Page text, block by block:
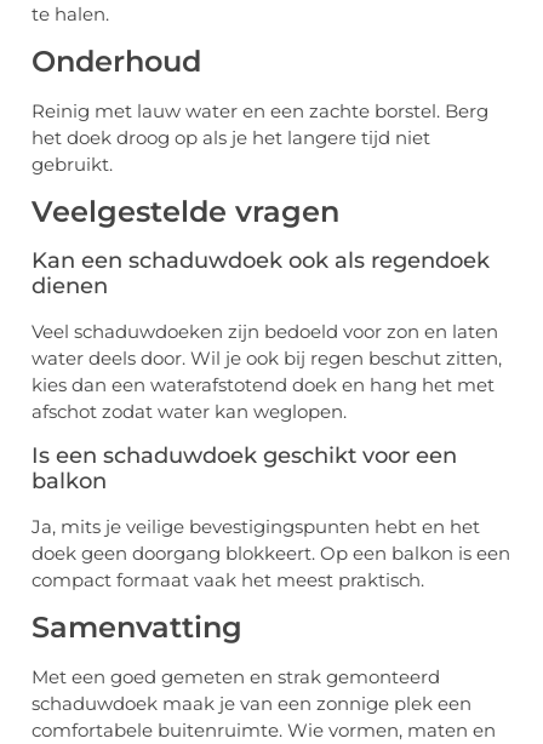
te halen.
Onderhoud
Reinig met lauw water en een zachte borstel. Berg
het doek droog op als je het langere tijd niet
gebruikt.
Veelgestelde vragen
Kan een schaduwdoek ook als regendoek
dienen
Veel schaduwdoeken zijn bedoeld voor zon en laten
water deels door. Wil je ook bij regen beschut zitten,
kies dan een waterafstotend doek en hang het met
afschot zodat water kan weglopen.
Is een schaduwdoek geschikt voor een
balkon
Ja, mits je veilige bevestigingspunten hebt en het
doek geen doorgang blokkeert. Op een balkon is een
compact formaat vaak het meest praktisch.
Samenvatting
Met een goed gemeten en strak gemonteerd
schaduwdoek maak je van een zonnige plek een
comfortabele buitenruimte. Wie vormen, maten en